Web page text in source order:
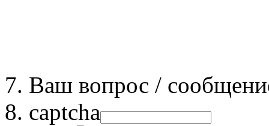
Ваш вопрос /
captcha